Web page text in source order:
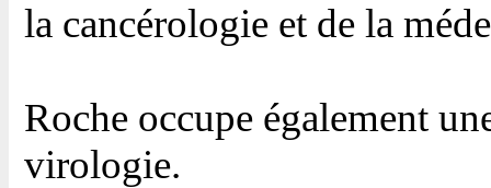
la cancérologie et de la
Roche occupe également
virologie.